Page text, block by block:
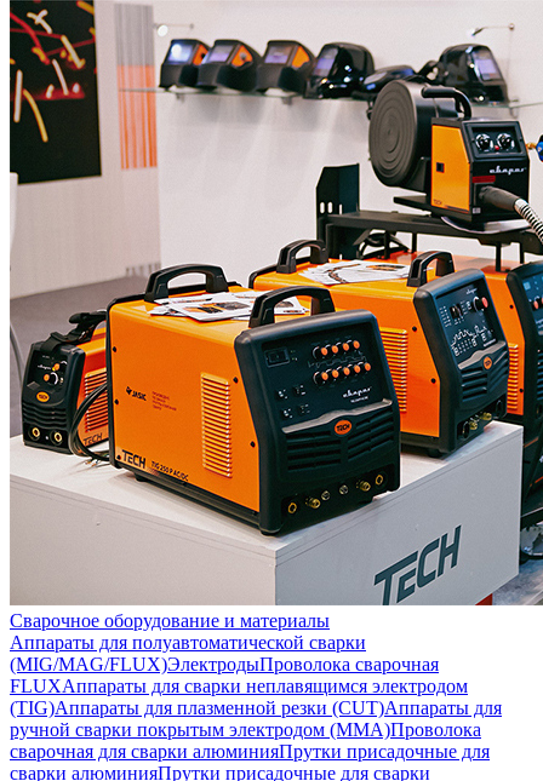
Сварочное оборудование и материалы
Аппараты для полуавтоматической сварки
(MIG/MAG/FLUX)ЭлектродыПроволока сварочная
FLUXАппараты для сварки неплавящимся электродом
(TIG)Аппараты для плазменной резки (CUT)Аппараты для
ручной сварки покрытым электродом (MMA)Проволока
сварочная для сварки алюминияПрутки присадочные для
сварки алюминияПрутки присадочные для сварки